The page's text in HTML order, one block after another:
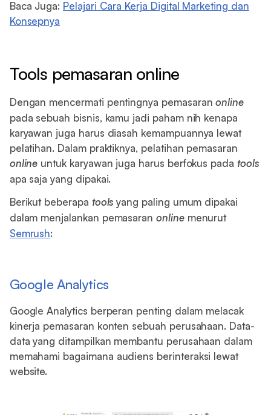
Baca Juga: Pelajari Cara Kerja Digital Marketing dan
Konsepnya
Tools pemasaran online
Dengan mencermati pentingnya pemasaranonline
pada sebuah bisnis, kamu jadi paham nih kenapa
karyawan juga harus diasah kemampuannya lewat
pelatihan. Dalam praktiknya, pelatihan pemasaran
online untuk karyawan juga harus berfokus pada tools
apa saja yang dipakai.
Berikut beberapa tools yang paling umum dipakai
dalam menjalankan pemasaranonlinemenurut
Semrush:
Google Analytics
Google Analytics berperan penting dalam melacak
kinerja pemasaran konten sebuah perusahaan. Data-
data yang ditampilkan membantu perusahaan dalam
memahami bagaimana audiens berinteraksi lewat
website.